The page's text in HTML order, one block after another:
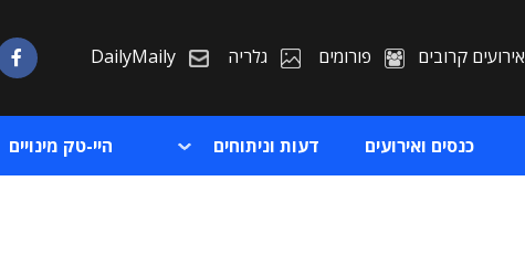
אירועים קרובים פורומים גלריה DailyMaily
כנסים ואירועים דעות וניתוחים היי-טק מינויים